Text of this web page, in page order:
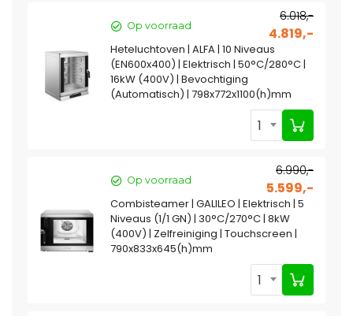
Op voorraad
6.018,-
4.819,-
Heteluchtoven | ALFA | 10 Niveaus
(EN600x400) | Elektrisch | 50°C/280°C |
16kW (400V) | Bevochtiging
(Automatisch) | 798x772x1100(h)mm
1
Op voorraad
6.990,-
5.599,-
Combisteamer | GALILEO | Elektrisch | 5
Niveaus (1/1 GN) | 30°C/270°C | 8kW
(400V) | Zelfreiniging | Touchscreen |
790x833x645(h)mm
1